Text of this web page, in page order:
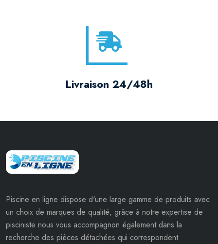
Livraison 24/48h
Piscine en ligne dispose d'une large gamme de produits avec
un choix de marques de qualité, grâce à notre expertise de
pisciniste nous vous accompagnon également dans la
recherche des pièces détachées qui correspondent